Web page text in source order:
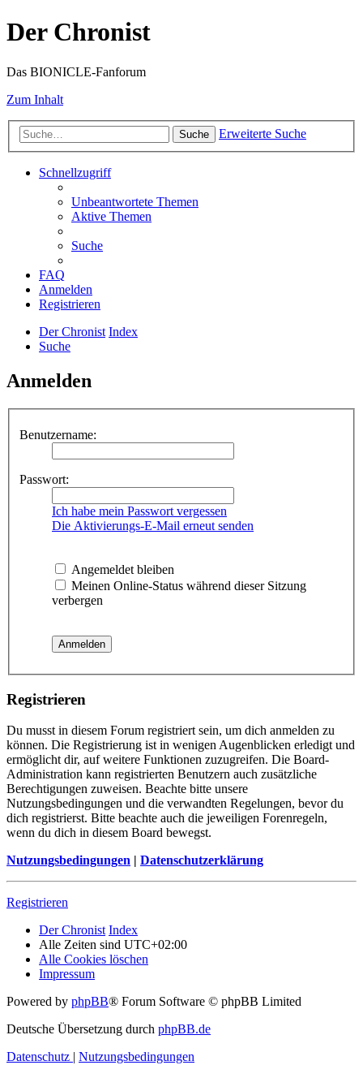
Der Chronist
Das BIONICLE-Fanforum
Zum Inhalt
Suche Erweiterte Suche
Schnellzugriff
Unbeantwortete Themen
Aktive Themen
Suche
FAQ
Anmelden
Registrieren
Der Chronist Index
Suche
Anmelden
Benutzername:
Passwort:
Ich habe mein Passwort vergessen
Die Aktivierungs-E-Mail erneut senden
Angemeldet bleiben
Meinen Online-Status während dieser Sitzung
verbergen
Registrieren
Du musst in diesem Forum registriert sein, um dich anmelden zu
können. Die Registrierung ist in wenigen Augenblicken erledigt und
ermöglicht dir, auf weitere Funktionen zuzugreifen. Die Board-
Administration kann registrierten Benutzern auch zusätzliche
Berechtigungen zuweisen. Beachte bitte unsere
Nutzungsbedingungen und die verwandten Regelungen, bevor du
dich registrierst. Bitte beachte auch die jeweiligen Forenregeln,
wenn du dich in diesem Board bewegst.
Nutzungsbedingungen | Datenschutzerklärung
Registrieren
Der Chronist Index
Alle Zeiten sind UTC+02:00
Alle Cookies löschen
Impressum
Powered by phpBB® Forum Software © phpBB Limited
Deutsche Übersetzung durch phpBB.de
Datenschutz | Nutzungsbedingungen